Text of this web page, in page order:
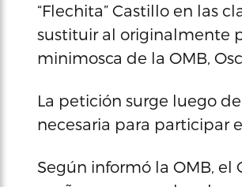
“Flechita” Castillo en las
sustituir al originalmente
minimosca de la OMB,
La petición surge luego
necesaria para participar
Según informó la OMB, el